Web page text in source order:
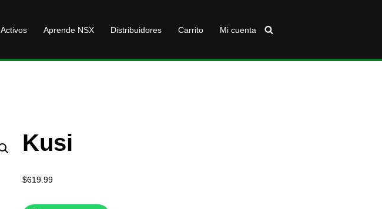
Activos Aprende NSX Distribuidores Carrito Mi cuenta
Kusi
$619.99